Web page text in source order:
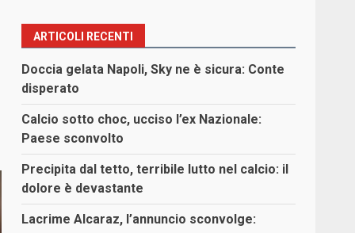
ARTICOLI RECENTI
Doccia gelata Napoli, Sky ne è sicura: Conte
disperato
Calcio sotto choc, ucciso l’ex Nazionale:
Paese sconvolto
Precipita dal tetto, terribile lutto nel calcio: il
dolore è devastante
Lacrime Alcaraz, l’annuncio sconvolge: